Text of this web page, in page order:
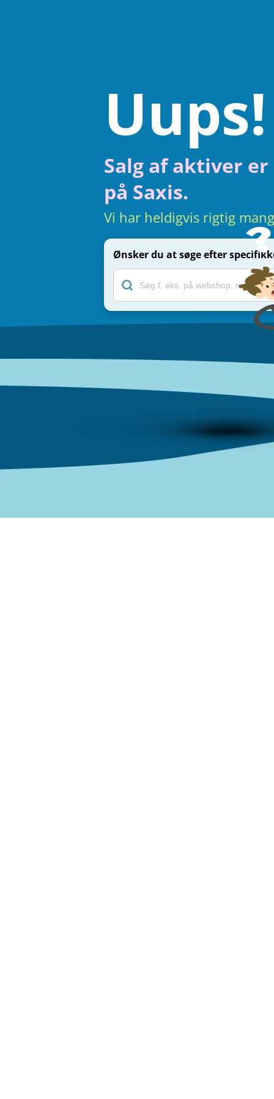
Uups!
Salg af aktiver
på Saxis.
Vi har heldigvis rigtig
Ønsker du at søge efter